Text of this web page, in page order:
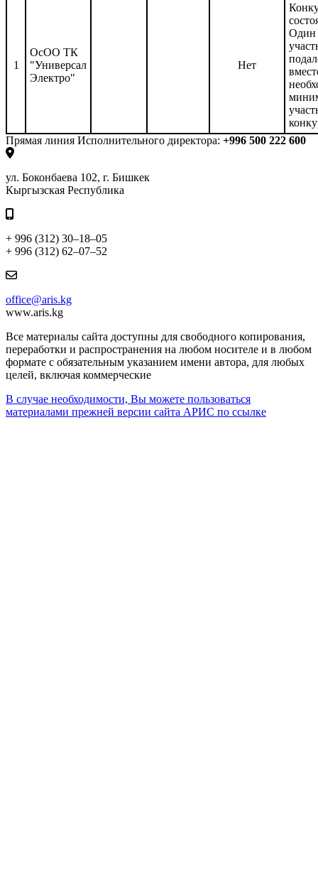
1
ОсОО ТК
"Универсал
Электро"
Нет
Один
Прямая линия Исполнительного директора: +996 500 222 600
ул. Боконбаева 102, г. Бишкек
Кыргызская Республика
+ 996 (312) 30–18–05
+ 996 (312) 62–07–52
office@aris.kg
www.aris.kg
Все материалы сайта доступны для свободного копирования,
переработки и распространения на любом носителе и в любом
формате с обязательным указанием имени автора, для любых
целей, включая коммерческие
В случае необходимости, Вы можете пользоваться
материалами прежней версии сайта АРИС по ссылке